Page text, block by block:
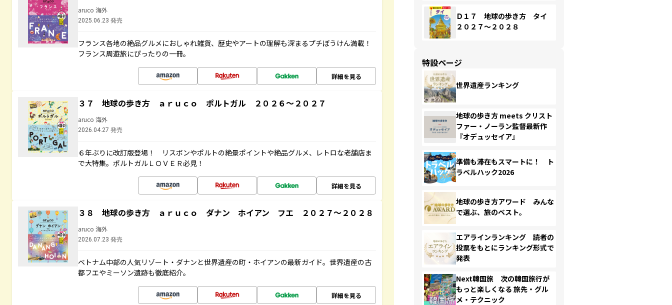
aruco 海外
2025.06.23 発売
フランス各地の絶品グルメにおしゃれ雑貨、歴史やアートの理解も深まるプチぼうけん満載！
フランス周遊旅にぴったりの一冊。
詳細を見る
３７ 地球の歩き方 ａｒｕｃｏ ポルトガル ２０２６～２０２７
aruco 海外
2026.04.27 発売
６年ぶりに改訂版登場！ リスボンやポルトの絶景ポイントや絶品グルメ、レトロな老舗店ま
で大特集。ポルトガルＬＯＶＥＲ必見！
詳細を見る
３８ 地球の歩き方 ａｒｕｃｏ ダナン ホイアン フエ ２０２７～２０２８
aruco 海外
2026.07.23 発売
ベトナム中部の人気リゾート・ダナンと世界遺産の町・ホイアンの最新ガイド。世界遺産の古
都フエやミーソン遺跡も徹底紹介。
詳細を見る
Ｄ１７ 地球の歩き方 タイ
２０２７～２０２８
特設ページ
世界遺産ランキング
地球の歩き方 meets クリスト
ファー・ノーラン監督最新作
『オデュッセイア』
準備も滞在もスマートに！ ト
ラベルハック2026
地球の歩き方アワード みんな
で選ぶ、旅のベスト。
エアラインランキング 読者の
投票をもとにランキング形式で
発表
Next韓国旅 次の韓国旅行が
もっと楽しくなる 旅先・グル
メ・テクニック